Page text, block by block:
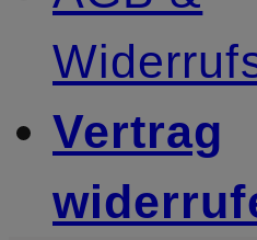
Vertrag